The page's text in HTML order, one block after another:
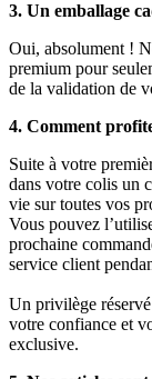
3. Un emballage
Oui, absolument !
premium pour
de la validation de
4. Comment
Suite à votre
dans votre colis un
vie sur toutes vos
Vous pouvez
prochaine
service client
Un privilège
votre confiance et
exclusive.